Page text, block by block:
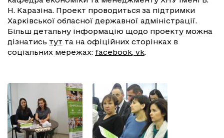
Н. Каразіна. Проект проводиться за підтримки
Харківської обласної державної адміністрації.
Більш детальну інформацію щодо проекту можна
дізнатись тут та на офіційних сторінках в
соціальних мережах: facebook, vk.